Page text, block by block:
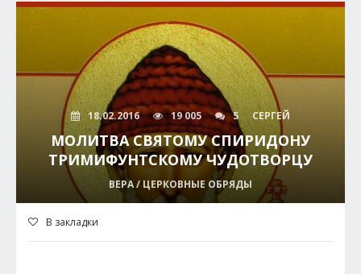
18.02.2016 19 005 5 СЕРГЕЙ
МОЛИТВА СВЯТОМУ СПИРИДОНУ
ТРИМИФУНТСКОМУ ЧУДОТВОРЦУ
ВЕРА / ЦЕРКОВНЫЕ ОБРЯДЫ
В закладки